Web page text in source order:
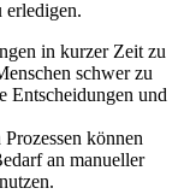
erledigen.
in kurzer Zeit zu
schwer zu
Entscheidungen und
können
an manueller